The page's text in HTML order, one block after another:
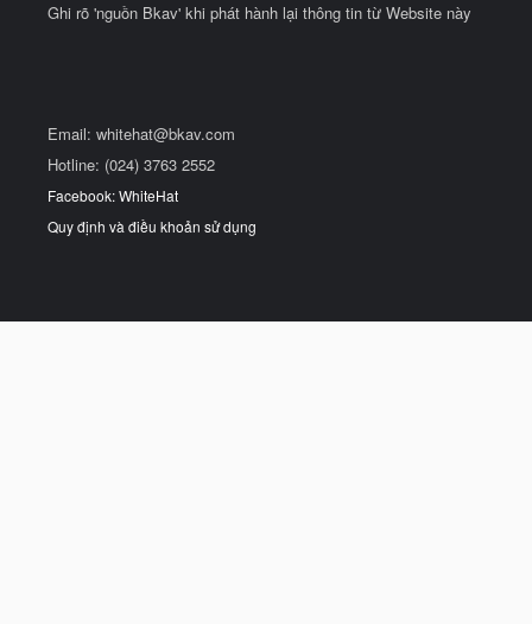
Ghi rõ 'nguồn Bkav' khi phát hành lại thông tin từ Website này
Email: whitehat@bkav.com
Hotline: (024) 3763 2552
Facebook: WhiteHat
Quy định và điều khoản sử dụng